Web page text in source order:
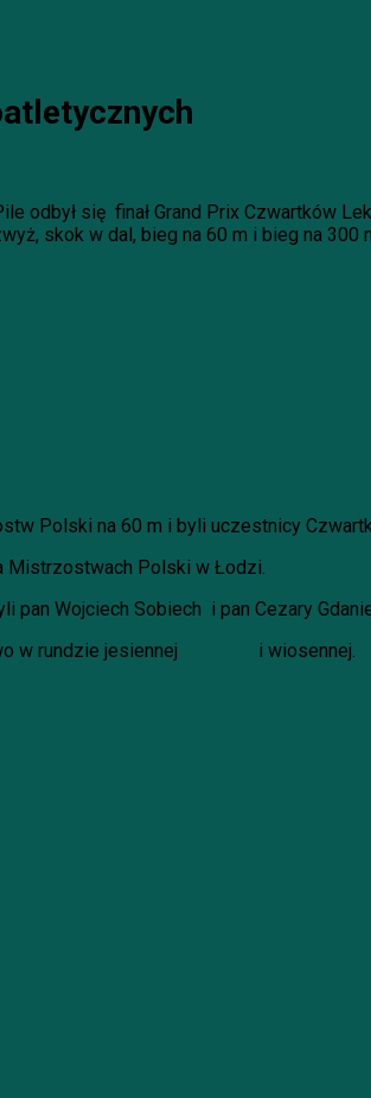
się finał Grand Prix Czwartków
skok w dal, bieg na 60 m i bieg na
Polski na 60 m i byli uczestnicy
Polski w Łodzi.
Wojciech Sobiech i pan Cezary
w rundzie jesiennej i wiosennej.